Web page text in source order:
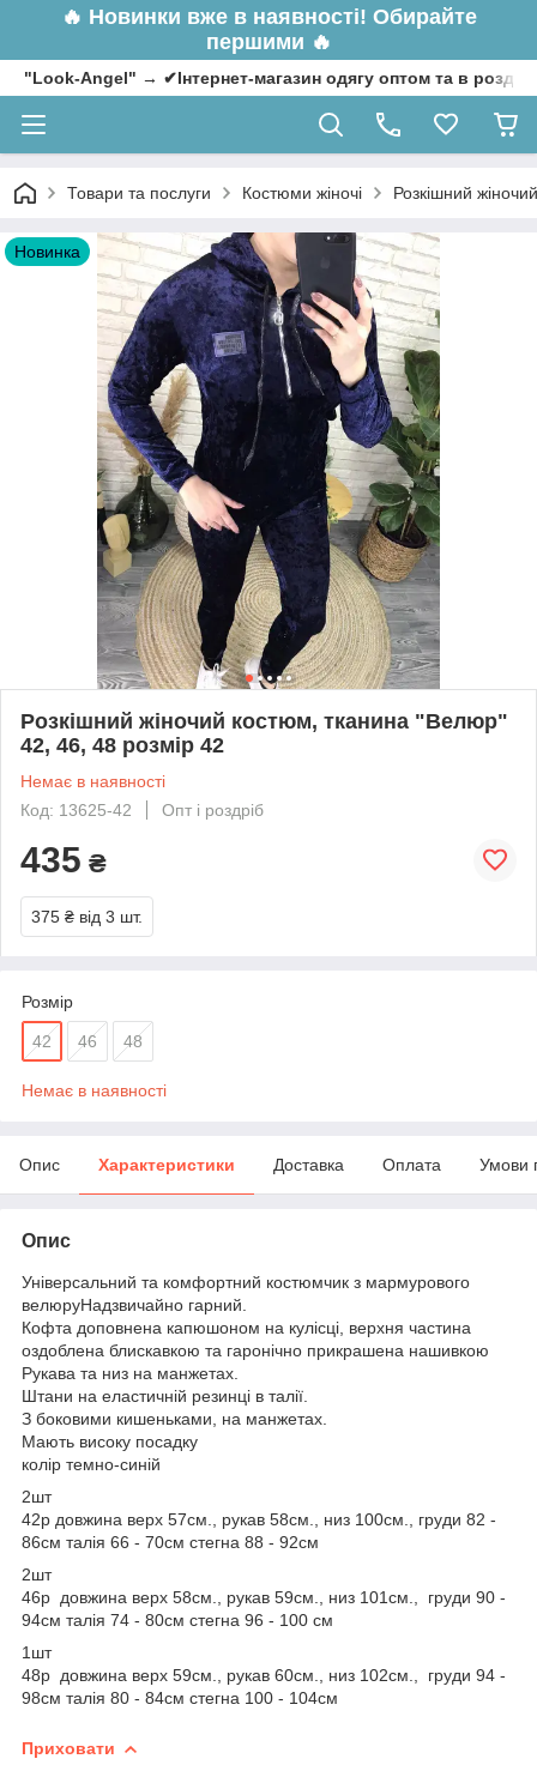
🔥 Новинки вже в наявності! Обирайте
першими 🔥
"Look-Angel" → ✔Інтернет-магазин одягу оптом та в
Товари та послуги Костюми жіночі Розкішний
Новинка
Розкішний жіночий костюм, тканина "Велюр"
42, 46, 48 розмір 42
Немає в наявності
Код: 13625-42
Опт і роздріб
435 ₴
375 ₴ від 3 шт.
Розмір
42 46 48
Немає в наявності
Опис Характеристики Доставка Оплата Умови
Опис
Універсальний та комфортний костюмчик з мармурового
велюруНадзвичайно гарний.
Кофта доповнена капюшоном на кулісці, верхня частина
оздоблена блискавкою та гаронічно прикрашена нашивкою
Рукава та низ на манжетах.
Штани на еластичній резинці в талії.
З боковими кишеньками, на манжетах.
Мають високу посадку
колір темно-синій
2шт
42р довжина верх 57см., рукав 58см., низ 100см., груди 82 -
86см талія 66 - 70см стегна 88 - 92см
2шт
46р довжина верх 58см., рукав 59см., низ 101см., груди 90 -
94см талія 74 - 80см стегна 96 - 100 см
1шт
48р довжина верх 59см., рукав 60см., низ 102см., груди 94 -
98см талія 80 - 84см стегна 100 - 104см
Приховати